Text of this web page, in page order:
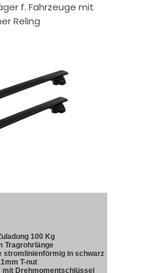
f. Fahrzeuge mit
Reling
100 Kg
Tragrohrlänge
stromlinienförmig in schwarz
T-nut
mit Drehmomentschlüssel